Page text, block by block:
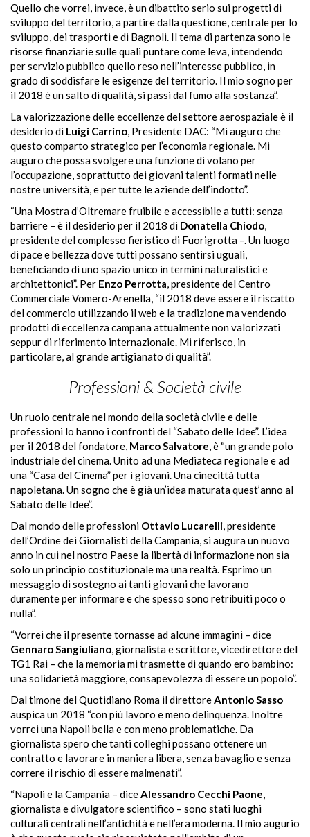
Quello che vorrei, invece, è un dibattito serio sui progetti di
sviluppo del territorio, a partire dalla questione, centrale per lo
sviluppo, dei trasporti e di Bagnoli. Il tema di partenza sono le
risorse finanziarie sulle quali puntare come leva, intendendo
per servizio pubblico quello reso nell’interesse pubblico, in
grado di soddisfare le esigenze del territorio. Il mio sogno per
il 2018 è un salto di qualità, si passi dal fumo allasostanza”.
La valorizzazione delle eccellenze del settore aerospaziale è il
desiderio di Luigi Carrino, Presidente DAC: “Mi auguro che
questo comparto strategico per l’economia regionale. Mi
auguro che possa svolgere una funzione di volano per
l’occupazione, soprattutto dei giovani talenti formati nelle
nostre università, e per tutte le aziende dell’indotto”.
“Una Mostra d’Oltremare fruibile e accessibile a tutti: senza
barriere – è il desiderio per il 2018 di Donatella Chiodo,
presidente del complesso fieristico di Fuorigrotta –. Un luogo
di pace e bellezza dove tutti possano sentirsi uguali,
beneficiando di uno spazio unico in termini naturalistici e
architettonici”. Per Enzo Perrotta, presidente del Centro
Commerciale Vomero-Arenella, “il 2018 deve essere il riscatto
del commercio utilizzando il web e la tradizione ma vendendo
prodotti di eccellenza campana attualmente non valorizzati
seppur di riferimento internazionale. Mi riferisco, in
particolare, al grande artigianato di qualità”.
Professioni & Società civile
Un ruolo centrale nel mondo della società civile e delle
professioni lo hanno i confronti del “Sabato delle Idee”. L’idea
per il 2018 del fondatore, Marco Salvatore, è “un grande polo
industriale del cinema. Unito ad una Mediateca regionale e ad
una “Casa del Cinema” per i giovani. Una cinecittà tutta
napoletana. Un sogno che è già un’idea maturata quest’anno al
Sabato delle Idee”.
Dal mondo delle professioni Ottavio Lucarelli, presidente
dell’Ordine dei Giornalisti della Campania, si augura un nuovo
anno in cui nel nostro Paese la libertà di informazione non sia
solo un principio costituzionale ma una realtà. Esprimo un
messaggio di sostegno ai tanti giovani che lavorano
duramente per informare e che spesso sono retribuiti poco o
nulla”.
“Vorrei che il presente tornasse ad alcune immagini – dice
Gennaro Sangiuliano, giornalista e scrittore, vicedirettore del
TG1 Rai – che la memoria mi trasmette di quando ero bambino:
una solidarietà maggiore, consapevolezza di essere un popolo”.
Dal timone del Quotidiano Roma il direttoreAntonio Sasso
auspica un 2018 “con più lavoro e meno delinquenza. Inoltre
vorrei una Napoli bella e con meno problematiche. Da
giornalista spero che tanti colleghi possano ottenere un
contratto e lavorare in maniera libera, senza bavaglio e senza
correre il rischio di essere malmenati”.
“Napoli e la Campania – diceAlessandro Cecchi Paone,
giornalista e divulgatore scientifico – sono stati luoghi
culturali centrali nell’antichità e nell’era moderna. Il mio augurio